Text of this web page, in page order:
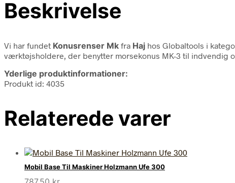
Beskrivelse
Vi har fundet Konusrenser Mk fra Haj hos Globaltools i
værktøjsholdere, der benytter morsekonus MK-3 til indvendig
Yderlige produktinformationer:
Produkt id: 4035
Relaterede varer
Mobil Base Til Maskiner Holzmann Ufe 300